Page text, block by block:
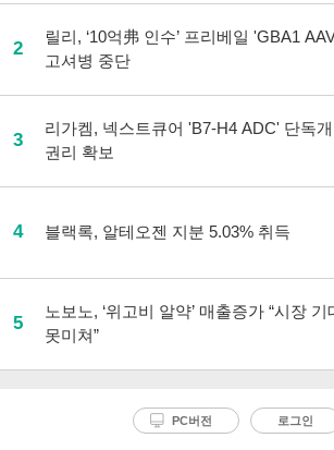
2
릴리, ‘10억弗 인수’ 프리베일 'GBA1
고셔병 중단
3
리가켐, 넥스트큐어 'B7-H4 ADC' 단독
권리 확보
4 블랙록, 알테오젠 지분 5.03% 취득
5
노보노, ‘위고비 알약’ 매출증가 “시장 기
못미쳐”
PC버전 로그인